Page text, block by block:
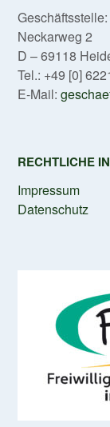
Geschäftsstelle:
Neckarweg 2
D – 69118
Tel.: +49 [0]
E-Mail:
RECHTLICHE
Impressum
Datenschutz